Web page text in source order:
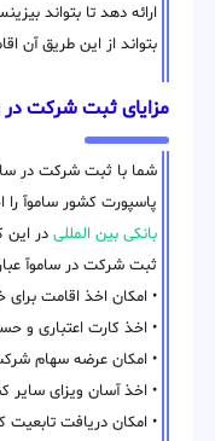
ارائه دهد تا بتواند
بتواند از این طریق آن
مزایای ثبت شرکت در
شما با ثبت شرکت در
پاسپورت کشور ساموآ
بانکی بین المللی در
ثبت شرکت در ساموآ
• امکان اخذ اقامت برای
• اخذ کارت اعتباری و
• امکان عرضه سهام
• اخذ آسان ویزای سایر
• امکان دریافت تابعیت